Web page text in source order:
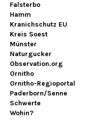
Falsterbo
Hamm
Kranichschutz EU
Kreis Soest
Münster
Naturgucker
Observation.org
Ornitho
Ornitho-Regioportal
Paderborn/Senne
Schwerte
Wohin?